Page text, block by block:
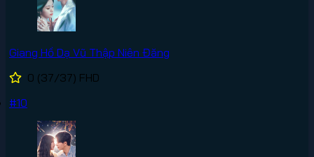
Giang Hồ Dạ Vũ Thập Niên Đăng
0 (37/37) FHD
#10